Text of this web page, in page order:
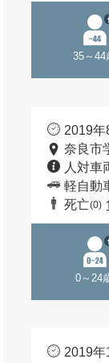
35～44
2019年
奈良市
人対車
軽自動
死亡(0)
0～24
2019年